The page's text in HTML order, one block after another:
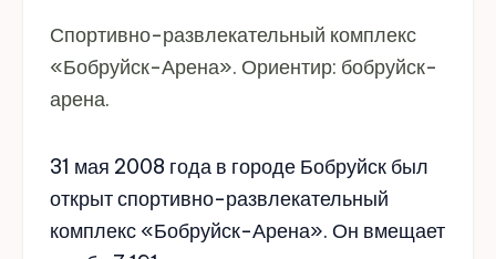
Спортивно-развлекательный комплекс
«Бобруйск-Арена». Ориентир: бобруйск-
арена.
31 мая 2008 года в городе Бобруйск был
открыт спортивно-развлекательный
комплекс «Бобруйск-Арена». Он вмещает